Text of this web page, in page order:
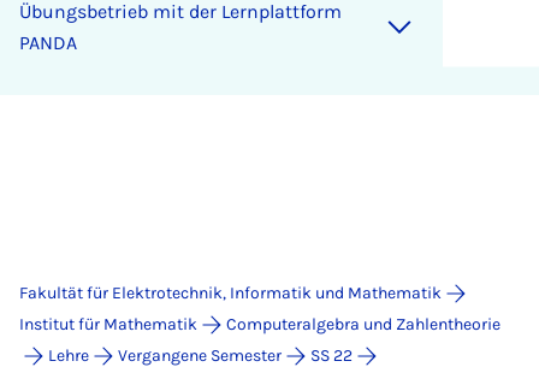
Übungs­be­trieb mit der Lern­platt­form
PAN­DA
Fakultät für Elektrotechnik, Informatik und Mathematik
Institut für Mathematik
Computeralgebra und Zahlentheorie
Lehre
Vergangene Semester
SS 22